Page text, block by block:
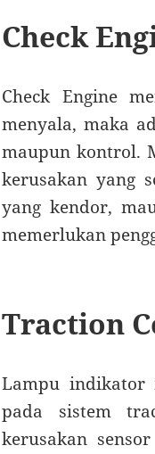
Check
Check Engine
menyala, maka
maupun kontrol.
kerusakan yang
yang kendor,
memerlukan
Traction
Lampu indikator
pada sistem
kerusakan